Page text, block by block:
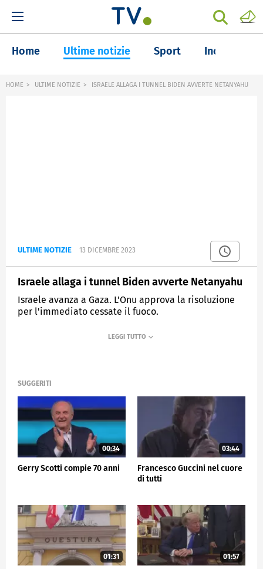
Home Ultime notizie Sport Inchieste
HOME ULTIME NOTIZIE ISRAELE ALLAGA I TUNNEL BIDEN AVVERTE NETANYAHU
ULTIME NOTIZIE 13 DICEMBRE 2023
Israele allaga i tunnel Biden avverte Netanyahu
Israele avanza a Gaza. L'Onu approva la risoluzione
per l'immediato cessate il fuoco.
SUGGERITI
00:34
Gerry Scotti compie 70 anni
03:44
Francesco Guccini nel cuore
di tutti
01:31 01:57